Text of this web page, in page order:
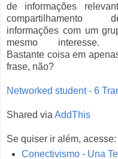
de informações
compartilhamento
informações com um
mesmo interesse.
Bastante coisa em
frase, não?
Networked student - 6
Shared via AddThis
Se quiser ir além, acesse:
Conectivismo - Una